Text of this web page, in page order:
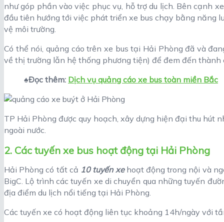
như góp phần vào việc phục vụ, hỗ trợ du lịch. Bên cạnh
đầu tiên hướng tới việc phát triển xe bus chạy bằng năng
vệ môi trường.
Có thể nói, quảng cáo trên xe bus tại Hải Phòng đã và
về thị trường lẫn hệ thống phương tiện) để đem đến thành
♠Đọc thêm: Dịch vụ quảng cáo xe bus toàn miền Bắc
TP Hải Phòng được quy hoạch, xây dựng hiện đại thu hút
ngoài nước.
2. Các tuyến xe bus hoạt động tại Hải Phòng
Hải Phòng có tất cả 10 tuyến xe hoạt động trong nội và
BigC. Lộ trình các tuyến xe di chuyển qua những tuyến
địa điểm du lịch nổi tiếng tại Hải Phòng.
Các tuyến xe có hoạt động liên tục khoảng 14h/ngày với